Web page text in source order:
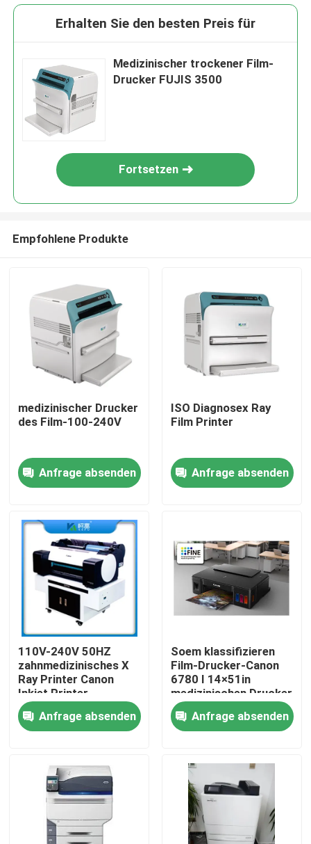
Produkte
Über uns
Fabrik Tour
Qualitätskontrolle
Kontakt
Nachrichten
Medizinisches X Ray Film
Tintenstrahl X Ray Film
Erhalten Sie den besten Preis für
Medizinischer trockener Film-
Drucker FUJIS 3500
Fortsetzen
Empfohlene Produkte
medizinischer Drucker
des Film-100-240V
Anfrage absenden
ISO Diagnosex Ray
Film Printer
Anfrage absenden
110V-240V 50HZ
zahnmedizinisches X
Ray Printer Canon
Inkjet Printer
2400x1200dpi
Anfrage absenden
Soem klassifizieren
Film-Drucker-Canon
6780 I 14×51in
medizinischen Drucker
Anfrage absenden